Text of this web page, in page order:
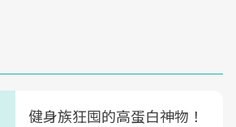
健身族狂囤的高蛋白神物！